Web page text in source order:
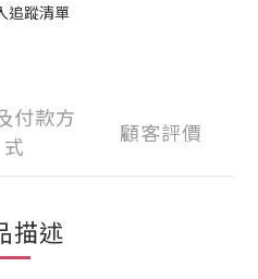
追蹤清單
付款方
式
顧客評價
描述